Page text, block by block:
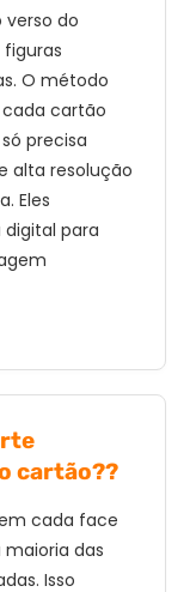
do
O método
cartão
precisa
alta resolução
Eles
para
cartão??
cada face
das
Isso